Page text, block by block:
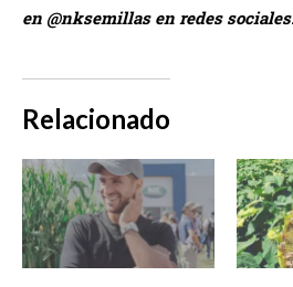
en @nksemillas en redes
Relacionado